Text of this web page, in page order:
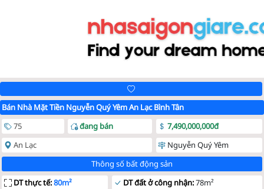
Bán Nhà Mặt Tiền Nguyễn Quý Yêm An Lạc Bình Tân
75
đang bán
7,490,000,000đ
An Lạc
Nguyễn Quý Yêm
Thông số bất động sản
DT thực tế:80m² DT đất ở công nhận:78m²